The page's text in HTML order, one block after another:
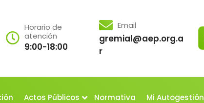
Horario de
atención
9:00-18:00
Email
gremial@aep.org.a
r
Actos Públicos Normativa Mi Autogestión